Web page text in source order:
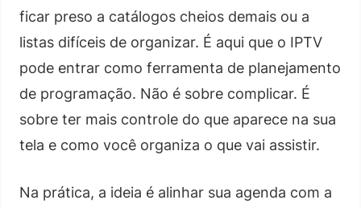
ficar preso a catálogos cheios demais ou a
listas difíceis de organizar. É aqui que o IPTV
pode entrar como ferramenta de planejamento
de programação. Não é sobre complicar. É
sobre ter mais controle do que aparece na sua
tela e como você organiza o que vai assistir.
Na prática, a ideia é alinhar sua agenda com a